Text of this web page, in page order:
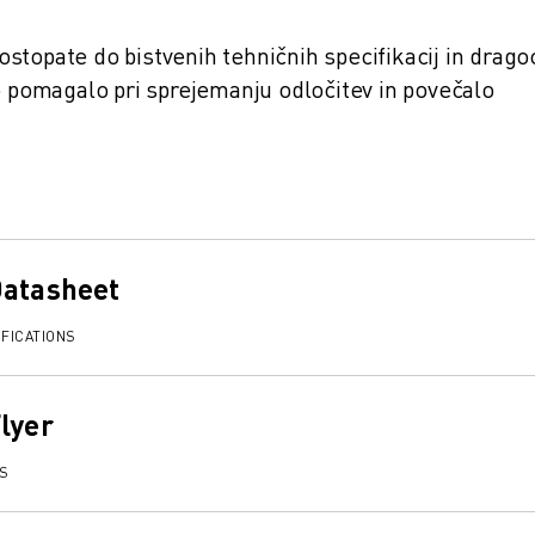
do bistvenih tehničnih specifikacij in
pri sprejemanju odločitev in povečalo